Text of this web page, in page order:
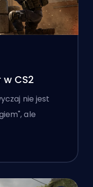
CS2
nie jest
ale